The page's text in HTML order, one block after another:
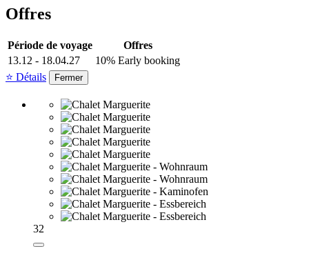
Offres
Période de voyage
Offres
13.12 - 18.04.27
10% Early booking
⭐ Détails
Fermer
32